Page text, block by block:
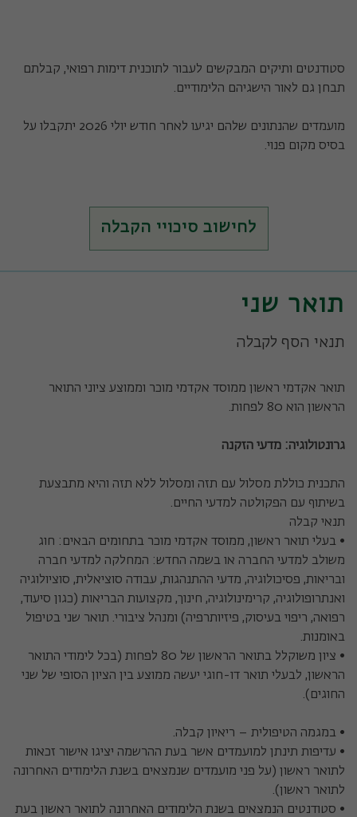
סטודנטים ותיקים המבקשים לעבור לתוכנית דימות רפואי, קבלתם
תבחן גם לאור הישגיהם הלימודיים.
מועמדים שהנתונים שלהם יגיעו לאחר חודש יולי 2026 יתקבלו על
בסיס מקום פנוי.
לחישוב סיכויי הקבלה
תואר שני
תנאי הסף לקבלה
תואר אקדמי ראשון ממוסד אקדמי מוכר וממוצע ציוני התואר
הראשון הוא 80 לפחות.
גרונטולוגיה: מדעי הזקנה
התכנית כוללת מסלול עם תזה ומסלול ללא תזה והיא מתבצעת
בשיתוף עם הפקולטה למדעי החיים.
תנאי קבלה
• בעלי תואר ראשון, ממוסד אקדמי מוכר בתחומים הבאים: חוג
משולב למדעי החברה או בשמה החדש: המחלקה למדעי חברה
ובריאות, פסיכולוגיה, מדעי ההתנהגות, עבודה סוציאלית, סוציולוגיה
ואנתרופולוגיה, קרימינולוגיה, חינוך, מקצועות הבריאות (כגון סיעוד,
רפואה, ריפוי בעיסוק, פיזיותרפיה) ומנהל ציבורי. תואר שני בטיפול
באומנות.
• ציון משוקלל בתואר הראשון של 80 לפחות (בכל לימודי התואר
הראשון, לבעלי תואר דו-חוגי יעשה ממוצע בין הציון הסופי של שני
החוגים).
• במגמה הטיפולית – ריאיון קבלה.
• עדיפות תינתן למועמדים אשר בעת ההרשמה יציגו אישור זכאות
לתואר ראשון (על פני מועמדים שנמצאים בשנת הלימודים האחרונה
לתואר ראשון).
• סטודנטים הנמצאים בשנת הלימודים האחרונה לתואר ראשון בעת